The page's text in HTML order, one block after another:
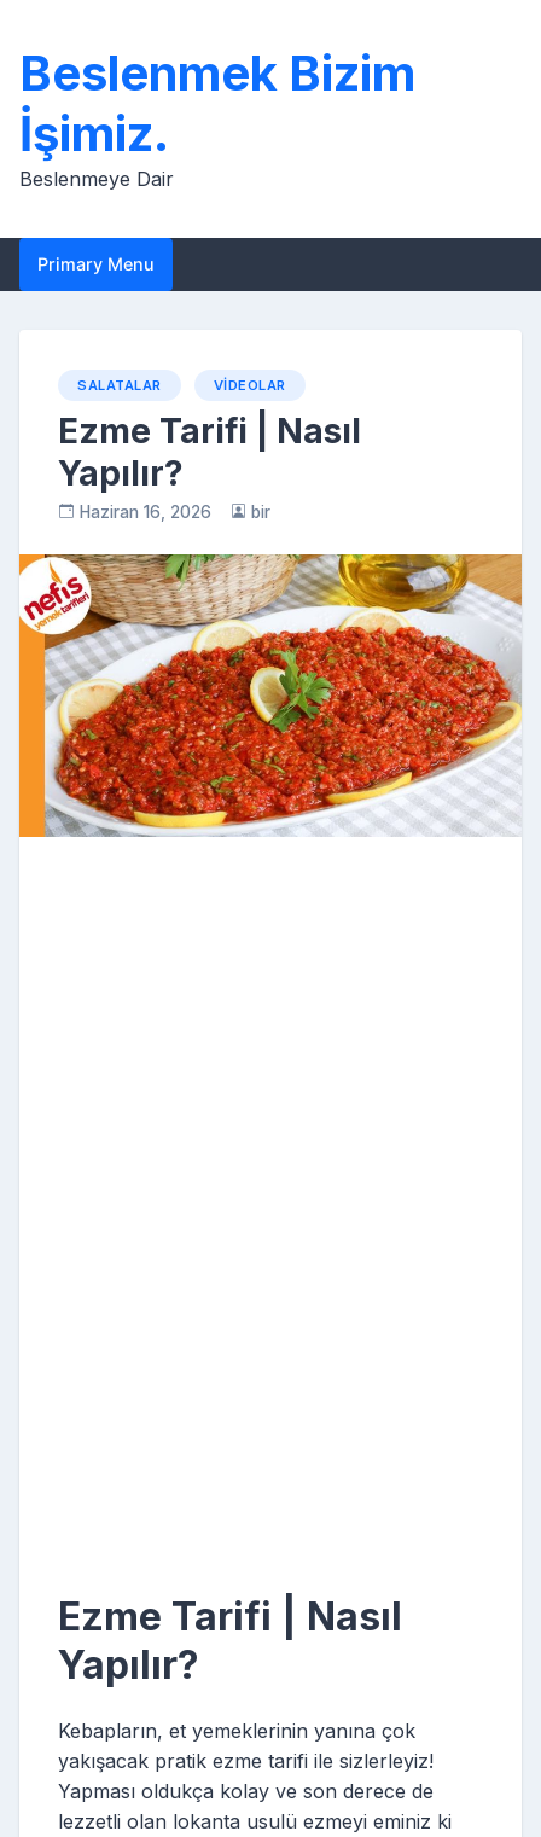
content
Beslenmek Bizim
İşimiz.
Beslenmeye Dair
Primary Menu
SALATALAR VIDEOLAR
Ezme Tarifi | Nasıl
Yapılır?
Haziran 16, 2026 bir
Ezme Tarifi | Nasıl
Yapılır?
Kebapların, et yemeklerinin yanına çok
yakışacak pratik ezme tarifi ile sizlerleyiz!
Yapması oldukça kolay ve son derece de
lezzetli olan lokanta usulü ezmeyi eminiz ki